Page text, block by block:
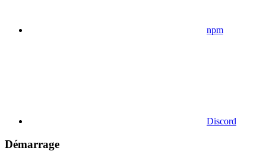
npm
Discord
Démarrage